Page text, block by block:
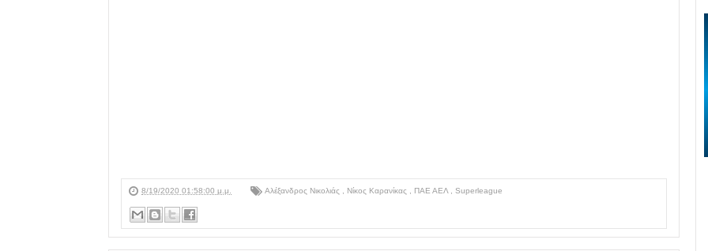
8/19/2020 01:58:00 μ.μ. Αλέξανδρος Νικολιάς Νίκος Καρανίκας ΠΑΕ ΑΕΛ Superleague